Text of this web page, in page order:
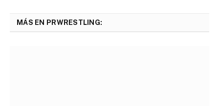
MÁS EN PRWRESTLING: